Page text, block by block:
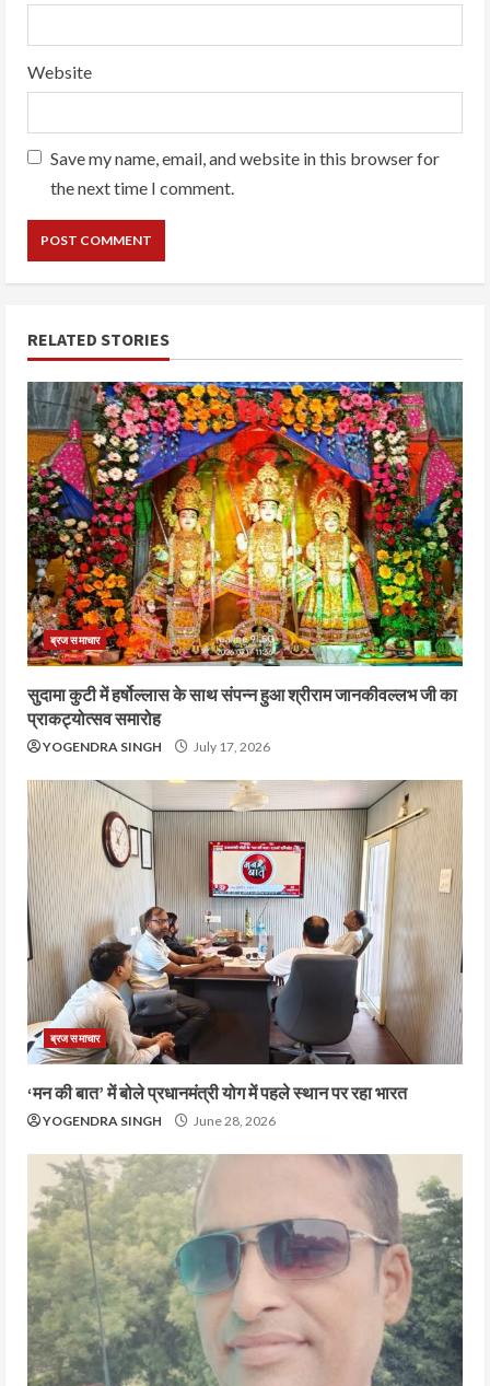
Website
Save my name, email, and website in this browser for
the next time I comment.
RELATED STORIES
ब्रज समाचार
सुदामा कुटी में हर्षोल्लास के साथ संपन्न हुआ श्रीराम जानकीवल्लभ जी का
प्राकट्योत्सव समारोह
YOGENDRA SINGH July 17, 2026
ब्रज समाचार
‘मन की बात’ में बोले प्रधानमंत्री योग में पहले स्थान पर रहा भारत
YOGENDRA SINGH June 28, 2026